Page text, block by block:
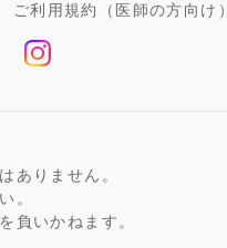
ご利用規約（医師の方向け）
ありません。
。
負いかねます。